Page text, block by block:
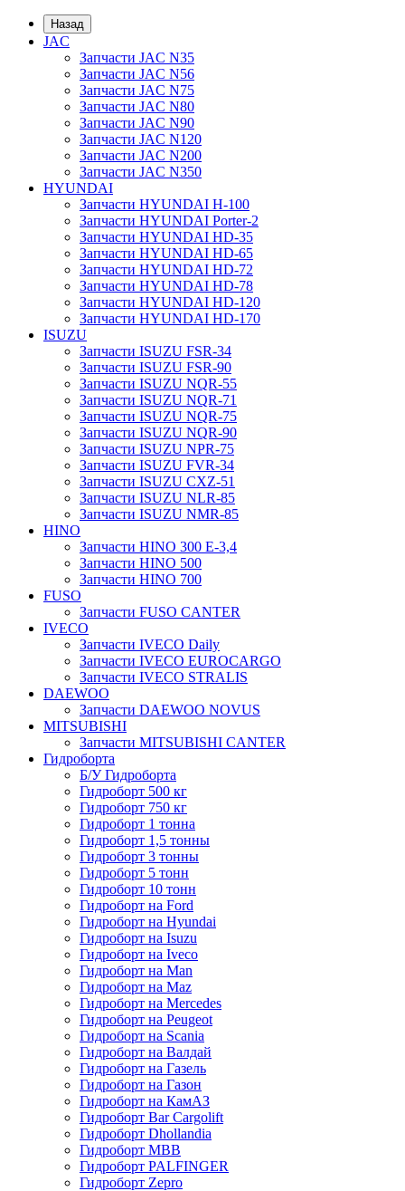
Назад
JAC
Запчасти JAC N35
Запчасти JAC N56
Запчасти JAC N75
Запчасти JAC N80
Запчасти JAC N90
Запчасти JAC N120
Запчасти JAC N200
Запчасти JAC N350
HYUNDAI
Запчасти HYUNDAI H-100
Запчасти HYUNDAI Porter-2
Запчасти HYUNDAI HD-35
Запчасти HYUNDAI HD-65
Запчасти HYUNDAI HD-72
Запчасти HYUNDAI HD-78
Запчасти HYUNDAI HD-120
Запчасти HYUNDAI HD-170
ISUZU
Запчасти ISUZU FSR-34
Запчасти ISUZU FSR-90
Запчасти ISUZU NQR-55
Запчасти ISUZU NQR-71
Запчасти ISUZU NQR-75
Запчасти ISUZU NQR-90
Запчасти ISUZU NPR-75
Запчасти ISUZU FVR-34
Запчасти ISUZU CXZ-51
Запчасти ISUZU NLR-85
Запчасти ISUZU NMR-85
HINO
Запчасти HINO 300 E-3,4
Запчасти HINO 500
Запчасти HINO 700
FUSO
Запчасти FUSO CANTER
IVECO
Запчасти IVECO Daily
Запчасти IVECO EUROCARGO
Запчасти IVECO STRALIS
DAEWOO
Запчасти DAEWOO NOVUS
MITSUBISHI
Запчасти MITSUBISHI CANTER
Гидроборта
Б/У Гидроборта
Гидроборт 500 кг
Гидроборт 750 кг
Гидроборт 1 тонна
Гидроборт 1,5 тонны
Гидроборт 3 тонны
Гидроборт 5 тонн
Гидроборт 10 тонн
Гидроборт на Ford
Гидроборт на Hyundai
Гидроборт на Isuzu
Гидроборт на Iveco
Гидроборт на Man
Гидроборт на Maz
Гидроборт на Mercedes
Гидроборт на Peugeot
Гидроборт на Scania
Гидроборт на Валдай
Гидроборт на Газель
Гидроборт на Газон
Гидроборт на КамАЗ
Гидроборт Bar Cargolift
Гидроборт Dhollandia
Гидроборт MBB
Гидроборт PALFINGER
Гидроборт Zepro